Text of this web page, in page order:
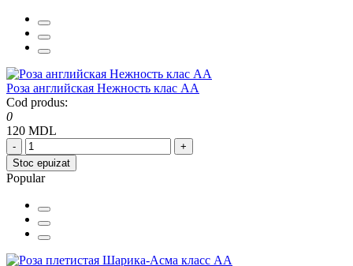
Роза английская Нежность клас АА
Cod produs:
0
120 MDL
-
+
Stoc epuizat
Popular